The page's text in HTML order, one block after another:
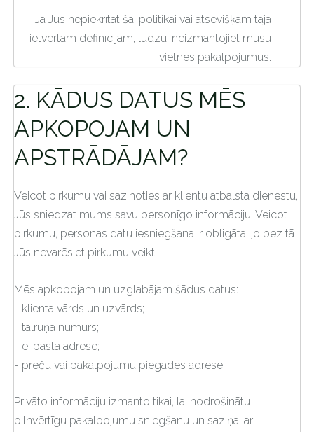
Ja Jūs nepiekrītat šai politikai vai atsevišķām tajā
ietvertām definīcijām, lūdzu, neizmantojiet mūsu
vietnes pakalpojumus.
2. KĀDUS DATUS MĒS
APKOPOJAM UN
APSTRĀDĀJAM?
Veicot pirkumu vai sazinoties ar klientu atbalsta dienestu,
Jūs sniedzat mums savu personīgo informāciju. Veicot
pirkumu, personas datu iesniegšana ir obligāta, jo bez tā
Jūs nevarēsiet pirkumu veikt.
Mēs apkopojam un uzglabājam šādus datus:
- klienta vārds un uzvārds;
- tālruņa numurs;
- e-pasta adrese;
- preču vai pakalpojumu piegādes adrese.
Privāto informāciju izmanto tikai, lai nodrošinātu
pilnvērtīgu pakalpojumu sniegšanu un saziņai ar